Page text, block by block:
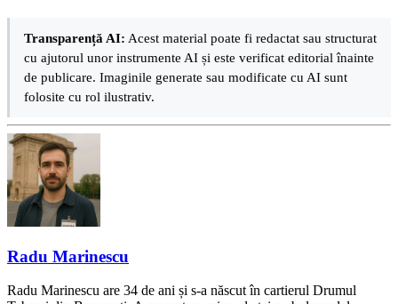
Transparență AI: Acest material poate fi redactat sau structurat
cu ajutorul unor instrumente AI și este verificat editorial înainte
de publicare. Imaginile generate sau modificate cu AI sunt
folosite cu rol ilustrativ.
Radu Marinescu
Radu Marinescu are 34 de ani și s-a născut în cartierul Drumul